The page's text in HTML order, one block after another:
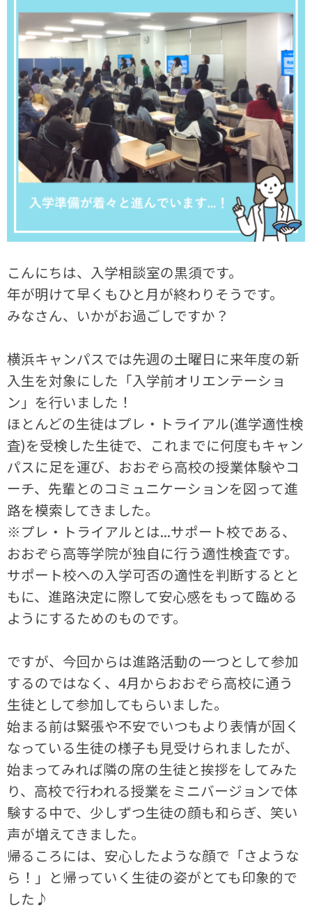
こんにちは、入学相談室の黒須です。
年が明けて早くもひと月が終わりそうです。
みなさん、いかがお過ごしですか？
横浜キャンパスでは先週の土曜日に来年度の新
入生を対象にした「入学前オリエンテーショ
ン」を行いました！
ほとんどの生徒はプレ・トライアル(進学適性検
査)を受検した生徒で、これまでに何度もキャン
パスに足を運び、おおぞら高校の授業体験やコ
ーチ、先輩とのコミュニケーションを図って進
路を模索してきました。
※プレ・トライアルとは...サポート校である、
おおぞら高等学院が独自に行う適性検査です。
サポート校への入学可否の適性を判断するとと
もに、進路決定に際して安心感をもって臨める
ようにするためのものです。
ですが、今回からは進路活動の一つとして参加
するのではなく、4月からおおぞら高校に通う
生徒として参加してもらいました。
始まる前は緊張や不安でいつもより表情が固く
なっている生徒の様子も見受けられましたが、
始まってみれば隣の席の生徒と挨拶をしてみた
り、高校で行われる授業をミニバージョンで体
験する中で、少しずつ生徒の顔も和らぎ、笑い
声が増えてきました。
帰るころには、安心したような顔で「さような
ら！」と帰っていく生徒の姿がとても印象的で
した♪